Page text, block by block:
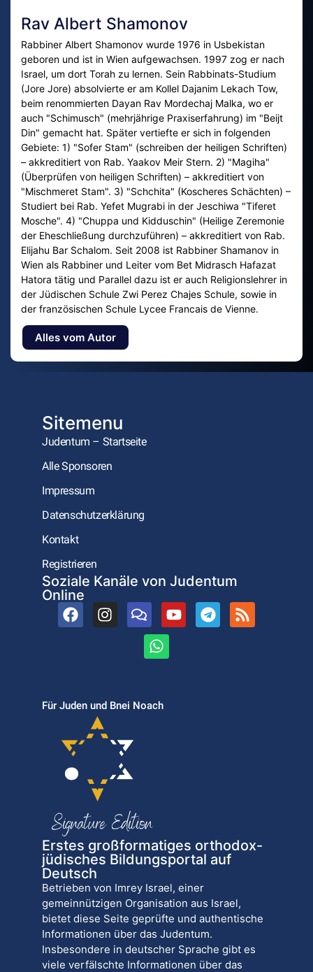
Rav Albert Shamonov
Rabbiner Albert Shamonov wurde 1976 in Usbekistan
geboren und ist in Wien aufgewachsen. 1997 zog er nach
Israel, um dort Torah zu lernen. Sein Rabbinats-Studium
(Jore Jore) absolvierte er am Kollel Dajanim Lekach Tow,
beim renommierten Dayan Rav Mordechaj Malka, wo er
auch "Schimusch" (mehrjährige Praxiserfahrung) im "Beijt
Din" gemacht hat. Später vertiefte er sich in folgenden
Gebiete: 1) "Sofer Stam" (schreiben der heiligen Schriften)
– akkreditiert von Rab. Yaakov Meir Stern. 2) "Magiha"
(Überprüfen von heiligen Schriften) – akkreditiert von
"Mischmeret Stam". 3) "Schchita" (Koscheres Schächten) –
Studiert bei Rab. Yefet Mugrabi in der Jeschiwa "Tiferet
Mosche". 4) "Chuppa und Kidduschin" (Heilige Zeremonie
der Eheschließung durchzuführen) – akkreditiert von Rab.
Elijahu Bar Schalom. Seit 2008 ist Rabbiner Shamanov in
Wien als Rabbiner und Leiter vom Bet Midrasch Hafazat
Hatora tätig und Parallel dazu ist er auch Religionslehrer in
der Jüdischen Schule Zwi Perez Chajes Schule, sowie in
der französischen Schule Lycee Francais de Vienne.
Alles vom Autor
Sitemenu
Judentum – Startseite
Alle Sponsoren
Impressum
Datenschutzerklärung
Kontakt
Registrieren
Soziale Kanäle von Judentum
Online
Für Juden und Bnei Noach
Erstes großformatiges orthodox-
jüdisches Bildungsportal auf
Deutsch
Betrieben von Imrey Israel, einer
gemeinnützigen Organisation aus Israel,
bietet diese Seite geprüfte und authentische
Informationen über das Judentum.
Insbesondere in deutscher Sprache gibt es
viele verfälschte Informationen über das